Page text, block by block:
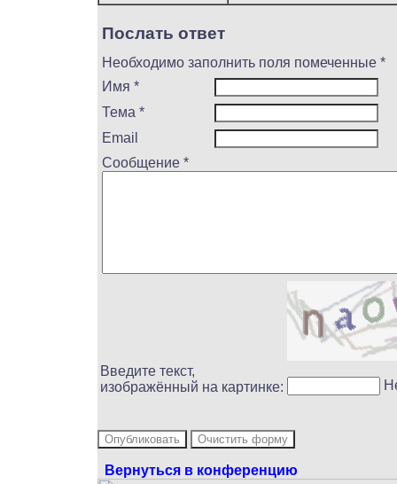
Послать ответ
Необходимо заполнить поля помеченные *
Имя *
Тема *
Email
Сообщение *
Введите текст,
изображённый на картинке:
Вернуться в конференцию